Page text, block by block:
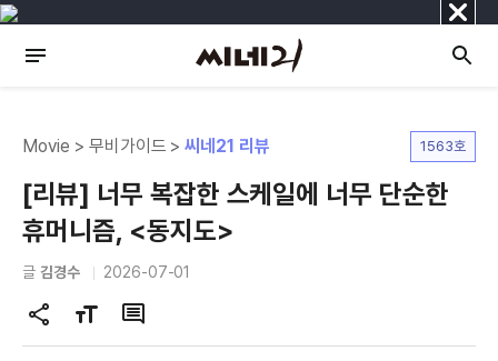
닫
기
Movie > 무비가이드 >씨네21 리뷰 1563호
[리뷰] 너무 복잡한 스케일에 너무 단순한
휴머니즘, <동지도>
글 김경수 2026-07-01
공
유
글
자
댓
글